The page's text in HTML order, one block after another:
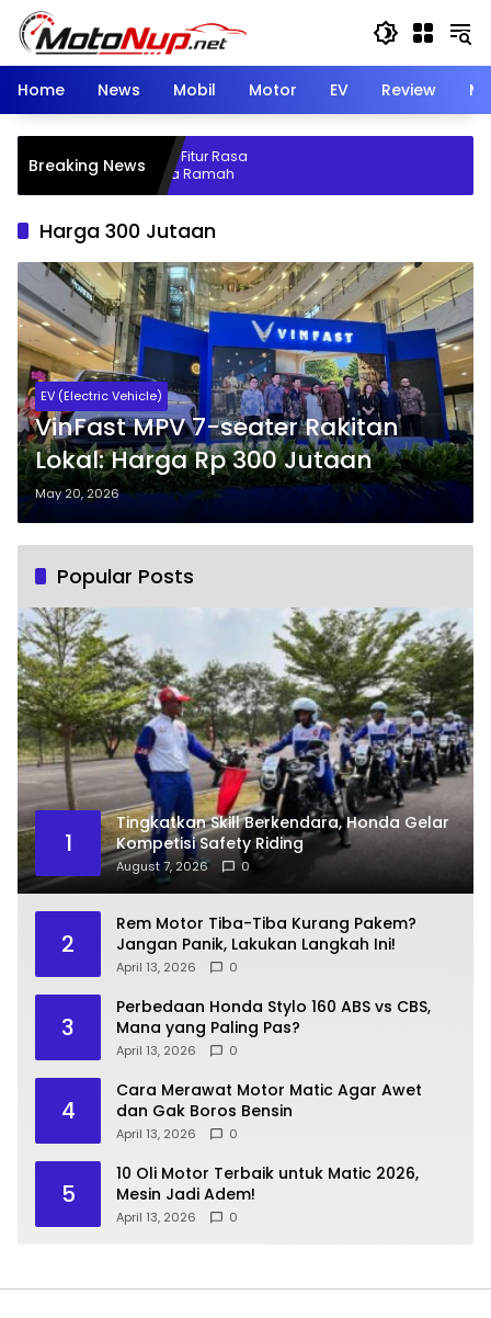
Skip
content
Home
News Mobil Motor EV Review
Breaking News
Rocky Hybrid: Fitur Rasa
dengan Harga Ramah
Harga 300 Jutaan
EV (Electric Vehicle)
VinFast MPV 7-seater Rakitan
Lokal: Harga Rp 300 Jutaan
May 20, 2026
Popular Posts
1
Tingkatkan Skill Berkendara, Honda Gelar
Kompetisi Safety Riding
August 7, 2026 0
2
Rem Motor Tiba-Tiba Kurang Pakem?
Jangan Panik, Lakukan Langkah Ini!
April 13, 2026 0
3
Perbedaan Honda Stylo 160 ABS vs CBS,
Mana yang Paling Pas?
April 13, 2026 0
4
Cara Merawat Motor Matic Agar Awet
dan Gak Boros Bensin
April 13, 2026 0
5
10 Oli Motor Terbaik untuk Matic 2026,
Mesin Jadi Adem!
April 13, 2026 0